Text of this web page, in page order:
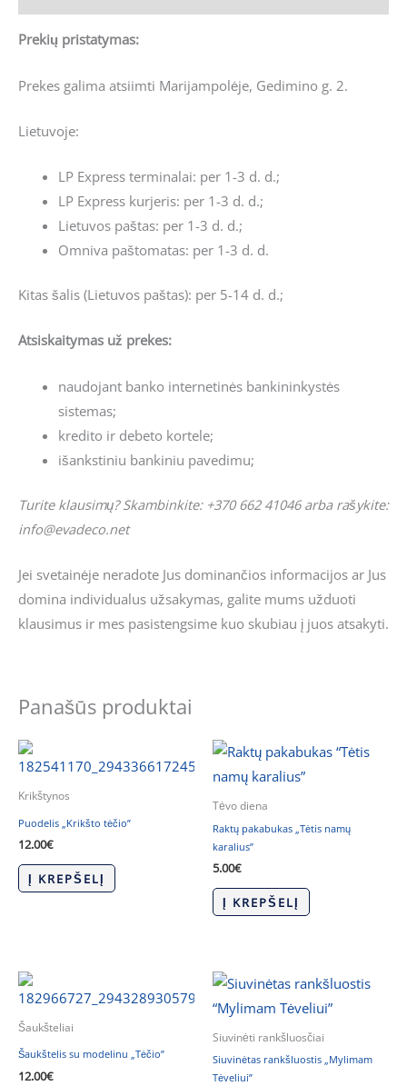
Prekių pristatymas:
Prekes galima atsiimti Marijampolėje, Gedimino g. 2.
Lietuvoje:
LP Express terminalai: per 1-3 d. d.;
LP Express kurjeris: per 1-3 d. d.;
Lietuvos paštas: per 1-3 d. d.;
Omniva paštomatas: per 1-3 d. d.
Kitas šalis (Lietuvos paštas): per 5-14 d. d.;
Atsiskaitymas už prekes:
naudojant banko internetinės bankininkystės
sistemas;
kredito ir debeto kortele;
išankstiniu bankiniu pavedimu;
Turite klausimų? Skambinkite: +370 662 41046 arba rašykite:
info@evadeco.net
Jei svetainėje neradote Jus dominančios informacijos ar Jus
domina individualus užsakymas, galite mums užduoti
klausimus ir mes pasistengsime kuo skubiau į juos atsakyti.
Panašūs produktai
Krikštynos
Puodelis „Krikšto tėčio”
12.00€
Į KREPŠELĮ
Tėvo diena
Raktų pakabukas „Tėtis namų
karalius”
5.00€
Į KREPŠELĮ
Šaukšteliai
Šaukštelis su modelinu „Tėčio”
12.00€
Siuvinėti rankšluosčiai
Siuvinėtas rankšluostis „Mylimam
Tėveliui”